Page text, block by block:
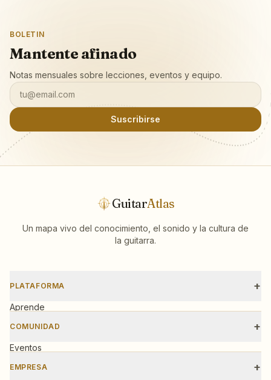
BOLETIN
Mantente afinado
Notas mensuales sobre lecciones, eventos y equipo.
tu@email.com
Suscribirse
GuitarAtlas
Un mapa vivo del conocimiento, el sonido y la cultura de
la guitarra.
PLATAFORMA +
Aprende
Escalas
COMUNIDAD +
Eventos
Talleres
EMPRESA +